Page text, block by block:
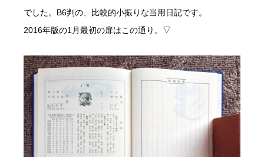
でした。B6判の、比較的小振りな当用日記です。
2016年版の1月最初の扉はこの通り。▽